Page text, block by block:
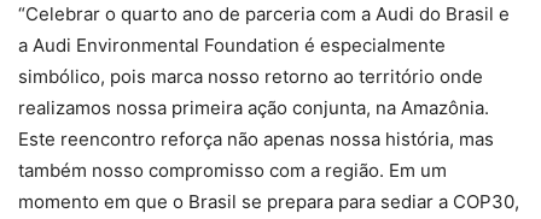
“Celebrar o quarto ano de parceria com a Audi do Brasil e
a Audi Environmental Foundation é especialmente
simbólico, pois marca nosso retorno ao território onde
realizamos nossa primeira ação conjunta, na Amazônia.
Este reencontro reforça não apenas nossa história, mas
também nosso compromisso com a região. Em um
momento em que o Brasil se prepara para sediar a COP30,